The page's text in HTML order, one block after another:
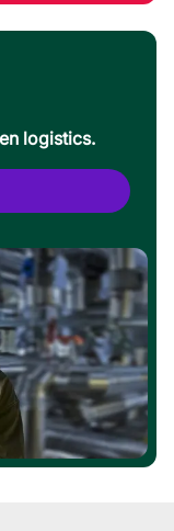
logistics.